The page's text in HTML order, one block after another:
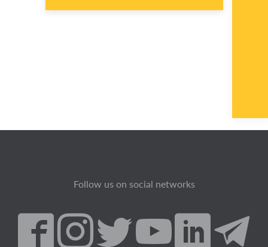
Follow us on social networks